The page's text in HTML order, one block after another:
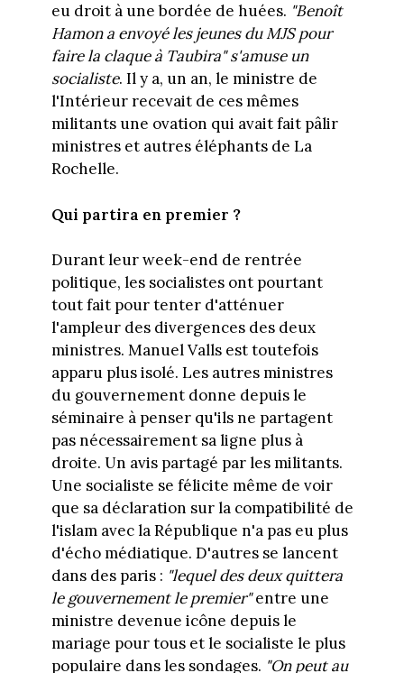
eu droit à une bordée de huées. "Benoît
Hamon a envoyé les jeunes du MJS pour
faire la claque à Taubira" s'amuse un
socialiste. Il y a, un an, le ministre de
l'Intérieur recevait de ces mêmes
militants une ovation qui avait fait pâlir
ministres et autres éléphants de La
Rochelle.
Qui partira en premier ?
Durant leur week-end de rentrée
politique, les socialistes ont pourtant
tout fait pour tenter d'atténuer
l'ampleur des divergences des deux
ministres. Manuel Valls est toutefois
apparu plus isolé. Les autres ministres
du gouvernement donne depuis le
séminaire à penser qu'ils ne partagent
pas nécessairement sa ligne plus à
droite. Un avis partagé par les militants.
Une socialiste se félicite même de voir
que sa déclaration sur la compatibilité de
l'islam avec la République n'a pas eu plus
d'écho médiatique. D'autres se lancent
dans des paris : "lequel des deux quittera
le gouvernement le premier"entre une
ministre devenue icône depuis le
mariage pour tous et le socialiste le plus
populaire dans les sondages. "On peut au